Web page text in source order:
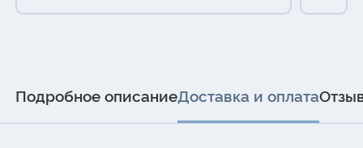
Подробное описаниеДоставка и оплата